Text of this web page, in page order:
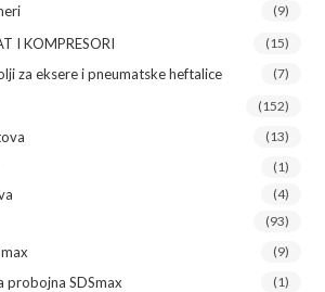
(9)
I KOMPRESORI (15)
za eksere i pneumatske heftalice (7)
(152)
(13)
(1)
(4)
(93)
(9)
probojna SDSmax (1)